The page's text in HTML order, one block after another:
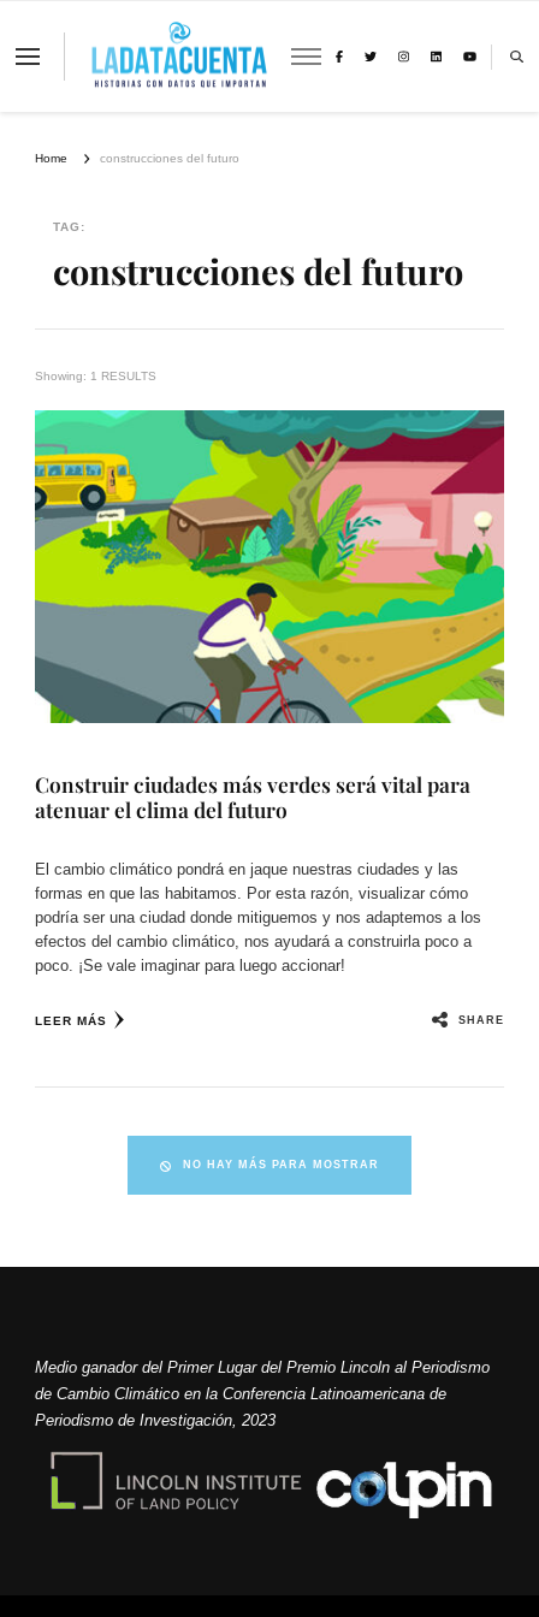
La Data Cuenta es una plataforma
Home construcciones del futuro
TAG:
construcciones del futuro
Showing: 1 RESULTS
Construir ciudades más verdes será vital para
atenuar el clima del futuro
El cambio climático pondrá en jaque nuestras ciudades y las
formas en que las habitamos. Por esta razón, visualizar cómo
podría ser una ciudad donde mitiguemos y nos adaptemos a los
efectos del cambio climático, nos ayudará a construirla poco a
poco. ¡Se vale imaginar para luego accionar!
LEER MÁS SHARE
NO HAY MÁS PARA MOSTRAR
Medio ganador del Primer Lugar del Premio Lincoln al Periodismo
de Cambio Climático en la Conferencia Latinoamericana de
Periodismo de Investigación, 2023